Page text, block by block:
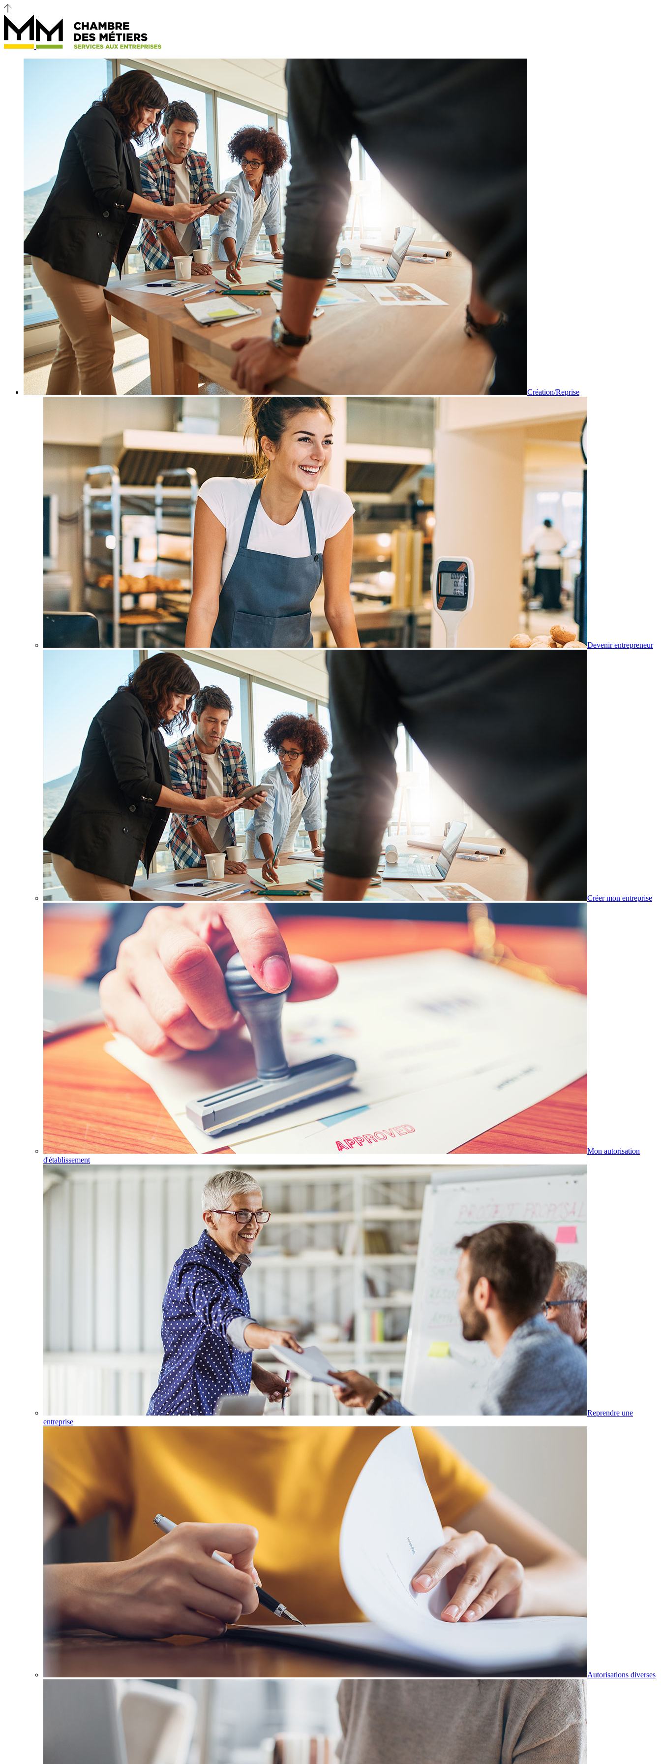
Création/Reprise
Devenir entrepreneur
Créer mon entreprise
Mon autorisation
d'établissement
Reprendre une
entreprise
Autorisations diverses